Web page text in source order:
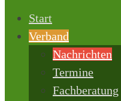
Start
Verband
Nachrichten
Termine
Fachberatung